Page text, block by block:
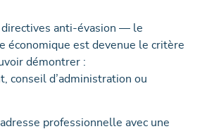
directives anti-évasion — le
économique est devenue le critère
démontrer :
conseil d’administration ou
professionnelle avec une